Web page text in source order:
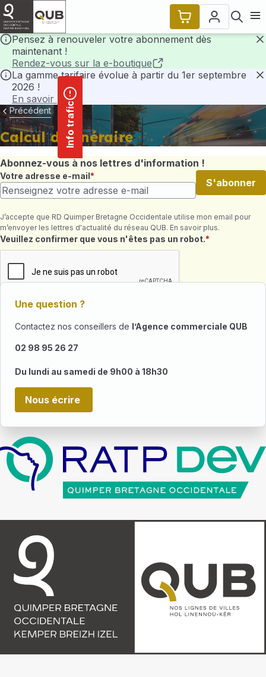
principal
Pensez à renouveler votre abonnement dès
maintenant !
Rendez-vous sur la e-boutique
La gamme tarifaire évolue à partir du 1er septembre
2026 !
En savoir plus
Info trafic
Précédent
Calcul d'itinéraire
Abonnez-vous à nos lettres d'information !
Votre adresse e-mail
S'abonner
J’accepte que RD Quimper Bretagne Occidentale utilise mon email pour
m’envoyer les lettres d'actualité du réseau QUB. En savoir plus.
Champ requis
Veuillez confirmer que vous n'êtes pas un robot.
Une question ?
Contactez nos conseillers de l’Agence commerciale QUB
02 98 95 26 27
Du lundi au samedi de 9h00 à 18h30
Nous écrire
Panneau de gestion des cookies